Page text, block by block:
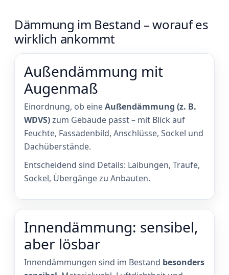
Dämmung im Bestand – worauf es
wirklich ankommt
Außendämmung mit
Augenmaß
Einordnung, ob eineAußendämmung (z. B.
WDVS)zum Gebäude passt – mit Blick auf
Feuchte, Fassadenbild, Anschlüsse, Sockel und
Dachüberstände.
Entscheidend sind Details: Laibungen, Traufe,
Sockel, Übergänge zu Anbauten.
Innendämmung: sensibel,
aber lösbar
Innendämmungen sind im Bestand besonders